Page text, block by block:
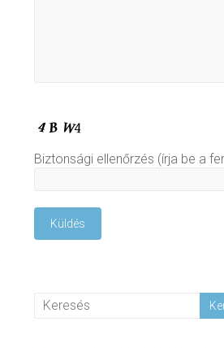
Biztonsági ellenőrzés (írja be a